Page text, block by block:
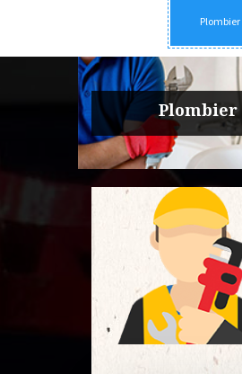
Plombier
Urgence fuite